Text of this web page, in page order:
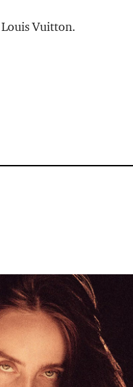
Vuitton.